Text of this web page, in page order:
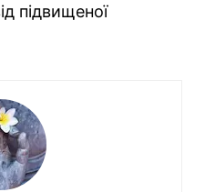
підвищеної